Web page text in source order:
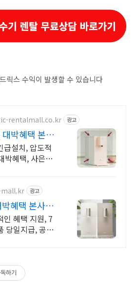
릭스 수익이 발생할 수 있습니다
rentalmall.co.kr 광고
박혜택 본사
혜택 지원
급설치, 압도적
박혜택, 사은품
광고
혜택 본사공
택 지원
인 혜택 지원, 7
당일지급, 공식
하기